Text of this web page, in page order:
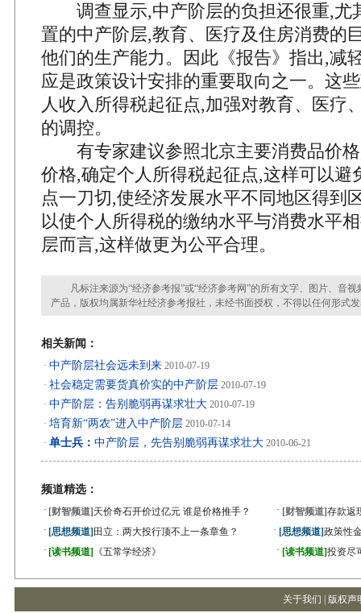
调查显示,中产阶层的负担还很重,尤
置的中产阶层,教育、医疗及住房消费的
他们的生产能力。因此《报告》指出,减
应是政策设计安排的重要取向之一。这
人收入所得税起征点,加强对教育、医疗
的调控。
有专家建议参照北京主要消费品价格
价格,确定个人所得税起征点,这样可以避
点一刀切,使经济发展水平不同地区得到
以使个人所得税的缴纳水平与消费水平
层而言,这样做更为公平合理。
凡标注来源为“经济参考报”或“经济参考网”的所有文字、图片、音视
产品，版权均属新华社经济参考报社，未经书面授权，不得以任何形式
相关新闻：
· 中产阶层社会远未到来 2010-07-19
· 社会稳定需要货真价实的中产阶层 2010-07-19
· 中产阶层：告别脆弱再谋求壮大 2010-07-19
· 培育新“两农”进入中产阶层 2010-07-14
· 单士兵： 中产阶层，先告别脆弱再谋求壮大 2010-06-21
频道精选：
· [财智频道] 天价奇石开价过亿元 谁是价格推手？ · [财智频道]存款返
· [思想频道] 田立：两大投行顶不上一条章鱼？ · [思想频道]政策性
· [读书频道] 《五常学经济》 · [读书频道]投资尽